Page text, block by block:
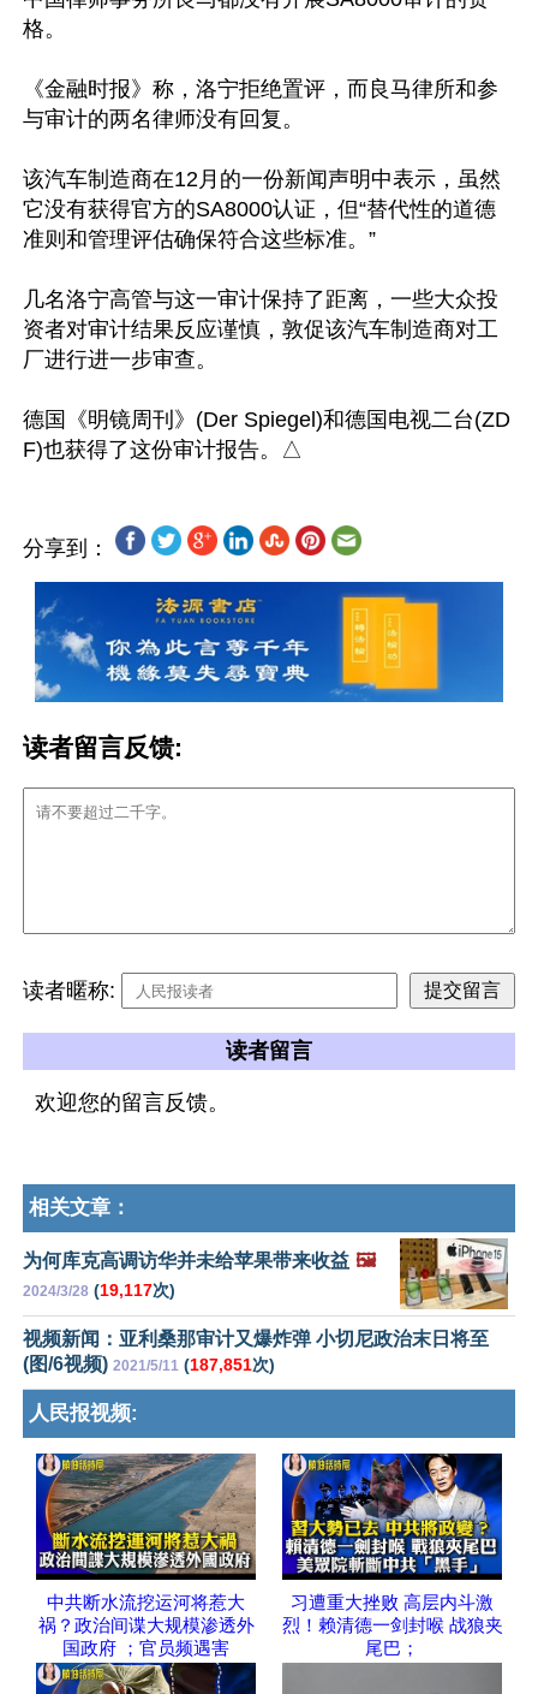
格。
《金融时报》称，洛宁拒绝置评，而良马律所和参
与审计的两名律师没有回复。
该汽车制造商在12月的一份新闻声明中表示，虽然
它没有获得官方的SA8000认证，但“替代性的道德
准则和管理评估确保符合这些标准。”
几名洛宁高管与这一审计保持了距离，一些大众投
资者对审计结果反应谨慎，敦促该汽车制造商对工
厂进行进一步审查。
德国《明镜周刊》(Der Spiegel)和德国电视二台(ZD
分享到：
读者留言反馈:
读者暱称:
读者留言
欢迎您的留言反馈。
相关文章：
为何库克高调访华并未给苹果带来收益 🖼️
2024/3/28 (19,117次)
视频新闻：亚利桑那审计又爆炸弹 小切尼政治末日将至
(图/6视频) 2021/5/11 (187,851次)
人民报视频:
中共断水流挖运河将惹大
祸？政治间谍大规模渗透外
国政府 ；官员频遇害
习遭重大挫败 高层内斗激
烈！赖清德一剑封喉 战狼夹
尾巴；